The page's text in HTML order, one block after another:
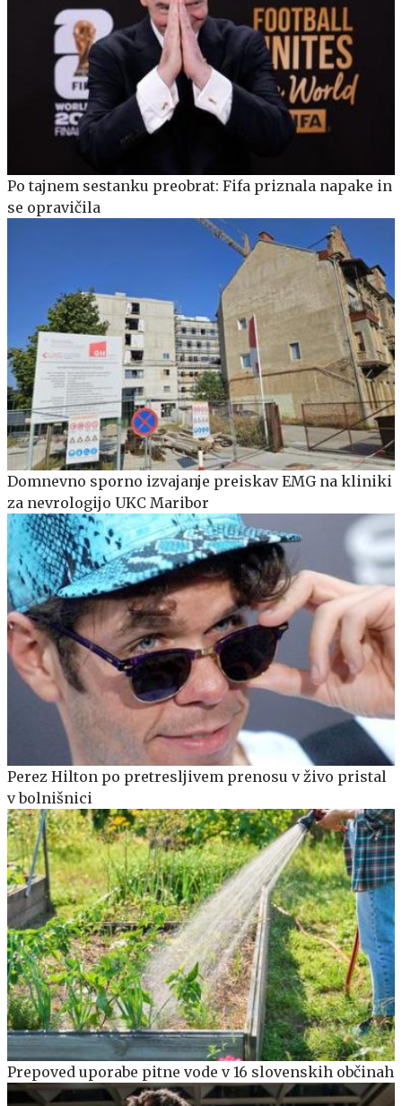
Po tajnem sestanku preobrat: Fifa priznala napake in
se opravičila
Domnevno sporno izvajanje preiskav EMG na kliniki
za nevrologijo UKC Maribor
Perez Hilton po pretresljivem prenosu v živo pristal
v bolnišnici
Prepoved uporabe pitne vode v 16 slovenskih občinah